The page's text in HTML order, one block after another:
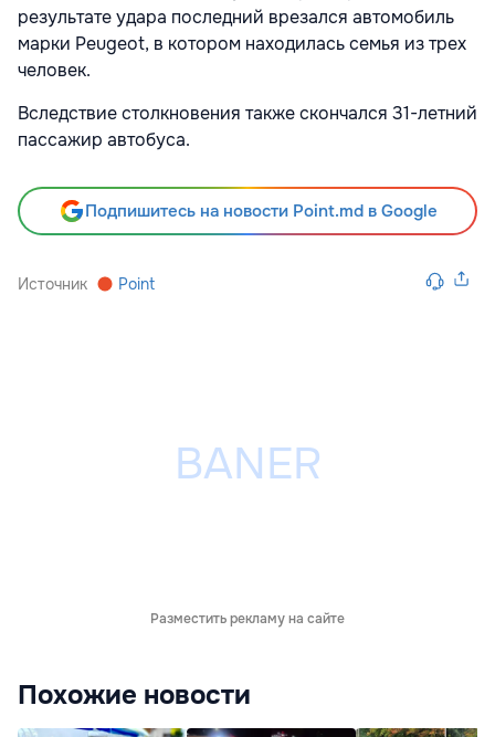
результате удара последний врезался автомобиль
марки Peugeot, в котором находилась семья из трех
человек.
Вследствие столкновения также скончался 31-летний
пассажир автобуса.
Подпишитесь на новости Point.md в Google
Источник Point
Разместить рекламу на сайте
Похожие новости